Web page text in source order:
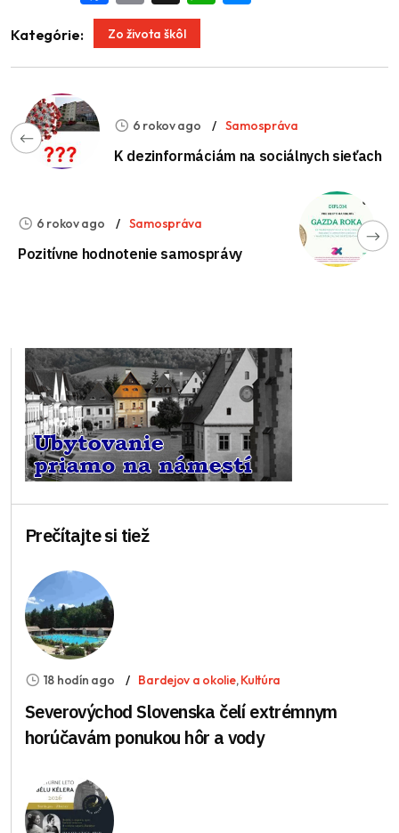
Kategórie: Zo života škôl
6 rokov ago Samospráva
K dezinformáciám na sociálnych sieťach
6 rokov ago Samospráva
Pozitívne hodnotenie samosprávy
Prečítajte si tiež
18 hodín ago Bardejov a okolie,Kultúra
Severovýchod Slovenska čelí extrémnym
horúčavám ponukou hôr a vody